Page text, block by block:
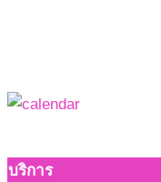
บริการ